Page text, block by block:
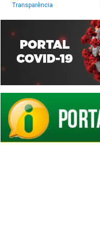
Transparência